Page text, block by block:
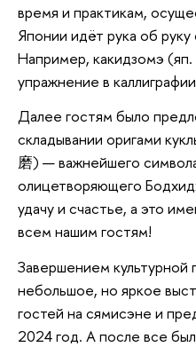
время и практикам,
Японии идёт рука об
Например, какидзомэ
упражнение в
Далее гостям было
складывании оригами
磨) — важнейшего
олицетворяющего
удачу и счастье, а это
всем нашим
Завершением культурной
небольшое, но яркое
гостей на сямисэне и
2024 год. А после все